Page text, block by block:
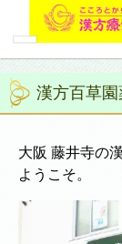
漢方百草
大阪 藤井寺の
ようこそ。